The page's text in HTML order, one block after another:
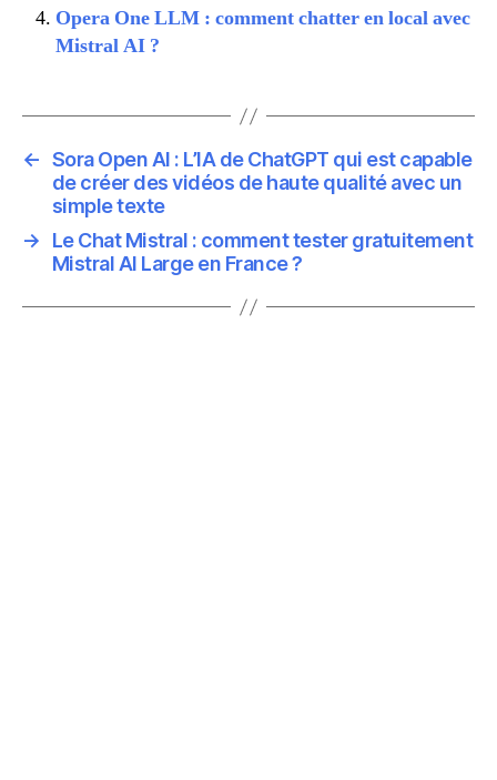
Opera One LLM : comment chatter en local avec
Mistral AI ?
← Sora Open AI : L’IA de ChatGPT qui est capable
de créer des vidéos de haute qualité avec un
simple texte
→
Le Chat Mistral : comment tester gratuitement
Mistral AI Large en France ?